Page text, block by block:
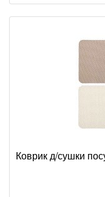
Коврик д/сушки